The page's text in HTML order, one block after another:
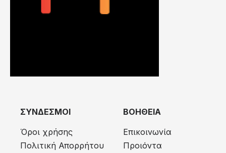
ΣΥΝΔΕΣΜΟΙ
Όροι χρήσης
Πολιτική Απορρήτου
ΒΟΗΘΕΙΑ
Επικοινωνία
Προιόντα